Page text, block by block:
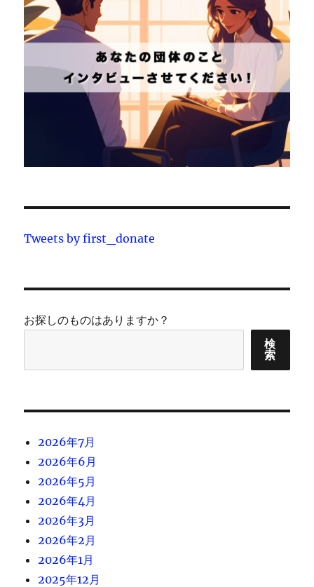
Tweets by first_donate
お探しのものはありますか？
検
索
2026年7月
2026年6月
2026年5月
2026年4月
2026年3月
2026年2月
2026年1月
2025年12月